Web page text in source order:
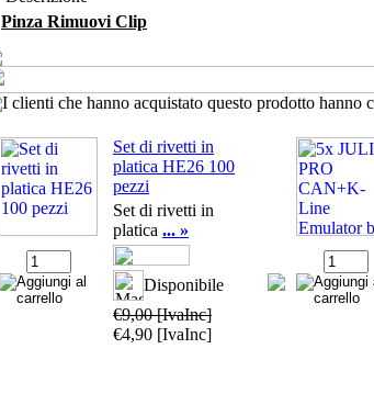
Pinza Rimuovi Clip
I clienti che hanno acquistato questo prodotto hanno
Set di rivetti in
platica HE26 100
pezzi
Set di rivetti in
platica ... »
Disponibile
€9,00[IvaInc]
€4,90 [IvaInc]